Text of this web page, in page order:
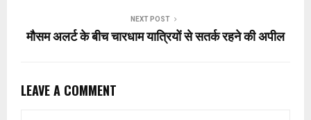
NEXT POST
मौसम अलर्ट के बीच चारधाम यात्रियों से सतर्क रहने की अपील
LEAVE A COMMENT